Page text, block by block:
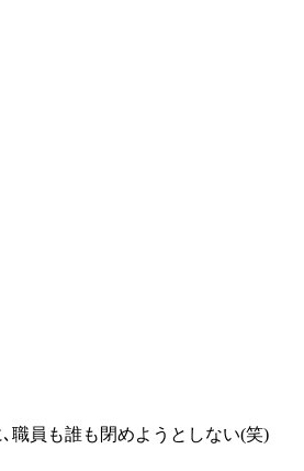
職員も誰も閉めようとしない(笑)